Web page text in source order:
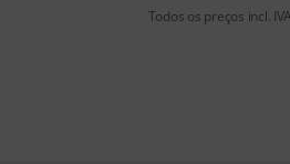
Todos os preços incl. IVA